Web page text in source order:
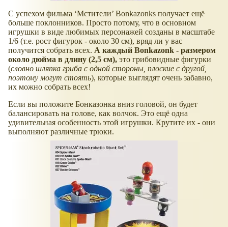
С успехом фильма ‘Мстители’ Bonkazonks получает ещё
больше поклонников. Просто потому, что в основном
игрушки в виде любимых персонажей созданы в масштабе
1/6 (т.е. рост фигурок - около 30 см), вряд ли у вас
получится собрать всех. А каждый Bonkazonk - размером
около дюйма в длину (2,5 см), это грибовидные фигурки
(словно шляпка гриба с одной стороны, плоские с другой,
поэтому могут стоять), которые выглядят очень забавно,
их можно собрать всех!
Если вы положите Бонказонка вниз головой, он будет
балансировать на голове, как волчок. Это ещё одна
удивительная особенность этой игрушки. Крутите их - они
выполняют различные трюки.